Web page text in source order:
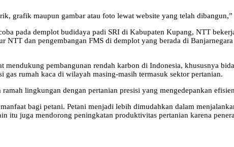
grafik maupun gambar atau foto lewat website yang telah
pada demplot budidaya padi SRI di Kabupaten Kupang, NTT
dan pengembangan FMS di demplot yang berada di
mendukung pembangunan rendah karbon di Indonesia, khususnya
rumah kaca di wilayah masing-masih termasuk sektor pertanian.
lingkungan dengan pertanian presisi yang mengedepankan
bagi petani. Petani menjadi lebih dimudahkan dalam
itu juga mendorong peningkatan produktivitas pertanian karena